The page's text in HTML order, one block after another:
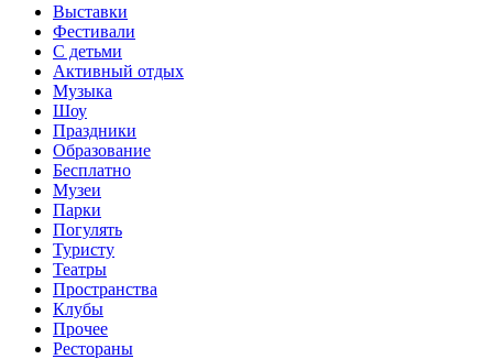
Выставки
Фестивали
С детьми
Активный отдых
Музыка
Шоу
Праздники
Образование
Бесплатно
Музеи
Парки
Погулять
Туристу
Театры
Пространства
Клубы
Прочее
Рестораны